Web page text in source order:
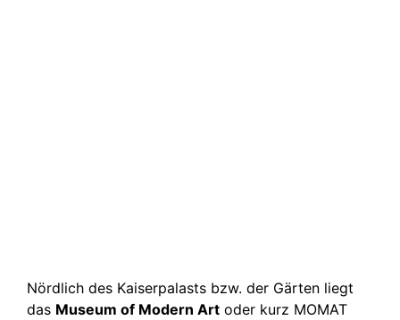
Nördlich des Kaiserpalasts bzw. der Gärten liegt
das Museum of Modern Art oder kurz MOMAT